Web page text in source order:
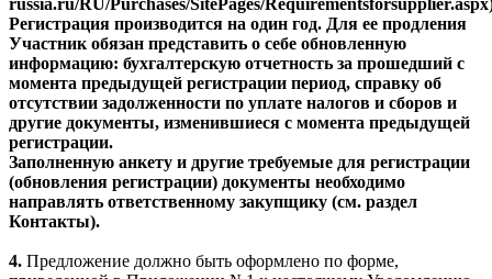
russia.ru/RU/Purchases/SitePages/
Регистрация производится на один год. Для ее продления
Участник обязан представить о себе обновленную
информацию: бухгалтерскую отчетность за прошедший с
момента предыдущей регистрации период, справку об
отсутствии задолженности по уплате налогов и сборов и
другие документы, изменившиеся с момента предыдущей
регистрации.
Заполненную анкету и другие требуемые для регистрации
(обновления регистрации) документы необходимо
направлять ответственному закупщику (см. раздел
Контакты).
4. Предложение должно быть оформлено по форме,